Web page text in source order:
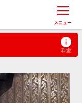
メニュー